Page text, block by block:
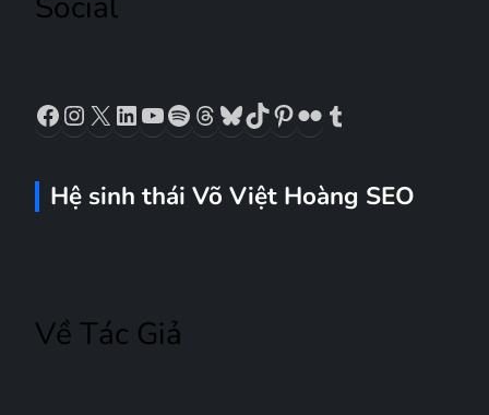
i
i
t
Facebook
Instagram
X LinkedIn
YouTube
Spotify
Threads
Bluesky
TikTok
Pinterest
Flickr
Hệ sinh thái Võ Việt Hoàng SEO
Về Tác Giả